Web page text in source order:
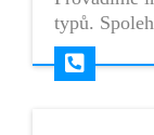
typů.